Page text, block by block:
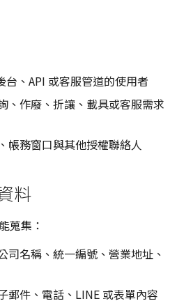
台、API 或客服管道的使用者
、作廢、折讓、載具或客服需求
帳務窗口與其他授權聯絡人
料
蒐集：
司名稱、統一編號、營業地址、
郵件、電話、LINE 或表單內容